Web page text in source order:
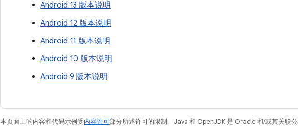
Android 13 版本说明
Android 12 版本说明
Android 11 版本说明
Android 10 版本说明
Android 9 版本说明
本页面上的内容和代码示例受内容许可部分所述许可的限制。Java 和 OpenJDK 是 Oracle 和/或其关联公